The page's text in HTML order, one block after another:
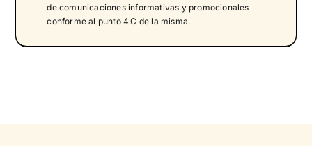
de comunicaciones informativas y promocionales
conforme al punto 4.C de la misma.